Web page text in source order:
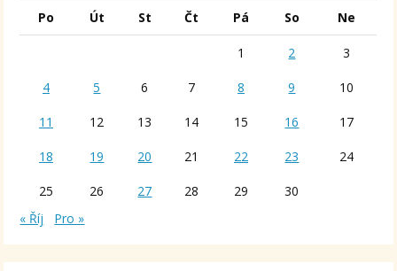
Po Út St Čt Pá So Ne
1 2 3
4 5 6 7 8 9 10
11 12 13 14 15 16 17
18 19 20 21 22 23 24
25 26 27 28 29
30
« Říj
Pro »